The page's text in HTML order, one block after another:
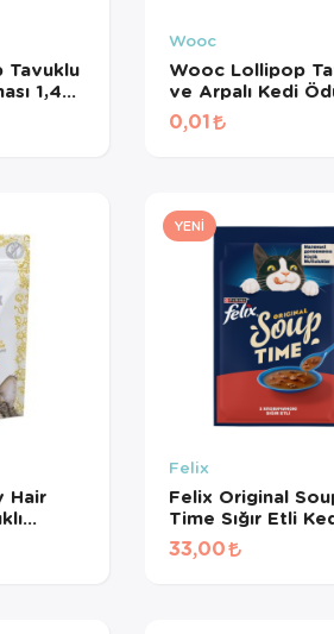
Tavuklu
1,4
Wooc
Wooc Lollipop
ve Arpalı Kedi
Maması 1,4 Gr
0,01
Hair
Kedi
YENI
Felix
Felix Original
Time Sığır Etli
Çorbası 48 Gr
33,00